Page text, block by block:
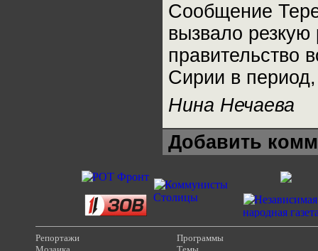
Сообщение
вызвало
правительство
Сирии в
Нина Нечаева
Добавить
Репортажи
Программы